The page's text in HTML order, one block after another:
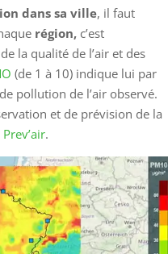
dans sa ville, il faut
région, c’est
la qualité de l’air et des
(de 1 à 10) indique lui par
pollution de l’air observé.
et de prévision de la
Prev’air.